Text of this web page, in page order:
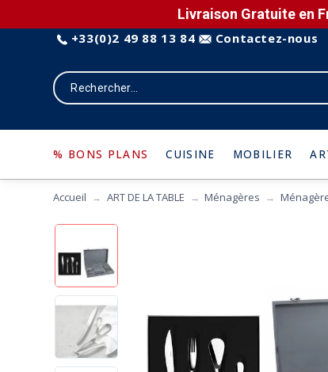
Livraison Gratuite en
+33(0)2 49 88 13 84 Contactez-nous
% BONS PLANS CUISINE MOBILIER
Accueil ART DE LA TABLE Ménagères